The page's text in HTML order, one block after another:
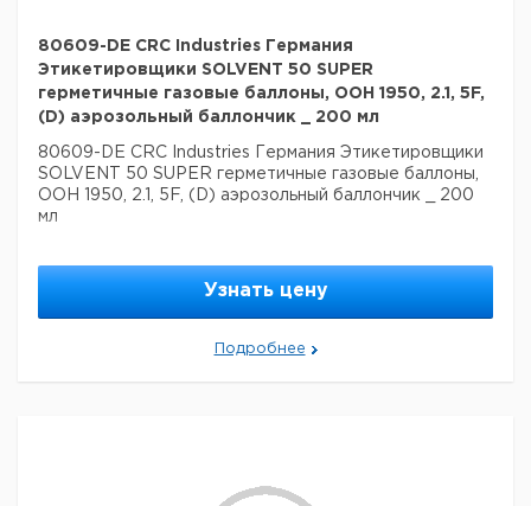
80609-DE CRC Industries Германия
Этикетировщики SOLVENT 50 SUPER
герметичные газовые баллоны, ООН 1950, 2.1, 5F,
(D) аэрозольный баллончик _ 200 мл
80609-DE CRC Industries Германия Этикетировщики
SOLVENT 50 SUPER герметичные газовые баллоны,
ООН 1950, 2.1, 5F, (D) аэрозольный баллончик _ 200
мл
Узнать цену
Подробнее